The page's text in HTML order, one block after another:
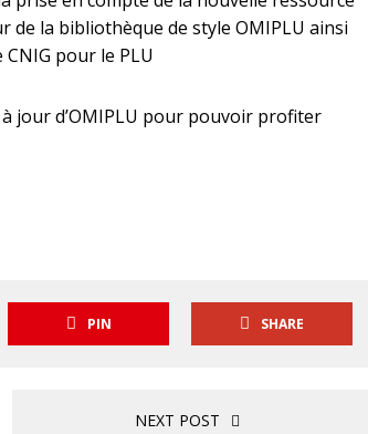
de la bibliothèque de style OMIPLU ainsi
pour le PLU
jour d’OMIPLU pour pouvoir profiter
PIN SHARE
NEXT POST